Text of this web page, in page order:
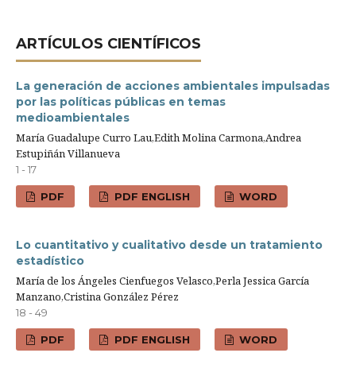
ARTÍ­CULOS CIENTÍFICOS
La generación de acciones ambientales impulsadas
por las políticas públicas en temas
medioambientales
María Guadalupe Curro Lau,Edith Molina Carmona,Andrea
Estupiñán Villanueva
1 - 17
PDF PDF ENGLISH WORD
Lo cuantitativo y cualitativo desde un tratamiento
estadístico
María de los Ángeles Cienfuegos Velasco,Perla Jessica García
Manzano,Cristina González Pérez
18 - 49
PDF PDF ENGLISH WORD